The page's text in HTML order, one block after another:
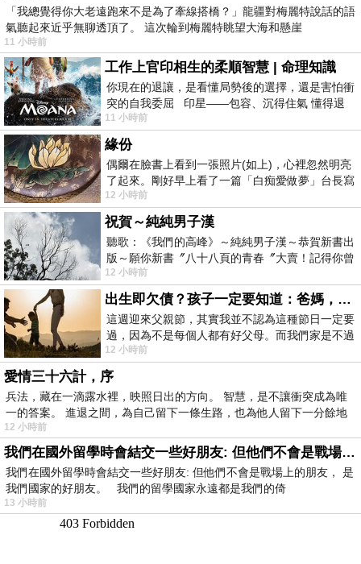
「我總覺得你大老遠跑來不是為了牽線搭橋？」龍疆對梅麗特說話的語
氣聽起來近乎無聊透頂了。 這次輪到梅麗特眺望大海和懸崖
11 小時前
工作上官印相生的柔順智慧 | 命理知識
你現在的退讓，是看懂局勢後的選擇，還是害怕衝
突的自我委屈 印星——包容、沉得住氣 懂得退
一步觀察，不會
11 小時前
緣份
偶爾在臉書上看到一張照片(如上)，心裡忽然明亮
了起來。剛好早上看了一篇「白痴愛做夢」台長寫
的貼文，在回顧年輕時瘋狂愛上
12 小時前
祝賀～純純男子漢
聽歌：《我們的高峰》～純純男子漢～恭賀新書出
版～願你新書〞八十八頁的青春〞大賣！記得你曾
經在我的版留言…「好讚的圖^^感覺大家
12 小時前
出生即欠債？孩子一定要知道：爸媽，其實我不欠你們
這週迎來父親節，其實我並不認為這種節日一定要
過，因為不是每個人都有好父母。而我們家是不過
節的，平時也沒什麼儀式感，生活趨近冷
12 小時前
愛情三十六計，序
兵法，藏在一滴露水裡，映照日出的方向。 智慧，是不讓衝突成為唯
一的答案。 進退之間，為自己留下一條生路，也為他人留下一分餘地
12 小時前
我們在國外留學時會結交一些好朋友: 但他們不會是戰場上的朋友
我們在國外留學時會結交一些好朋友: 但他們不會是戰場上的朋友， 是
我們國家的好朋友。 我們的留學國家永遠都是我們的倚
13 小時前